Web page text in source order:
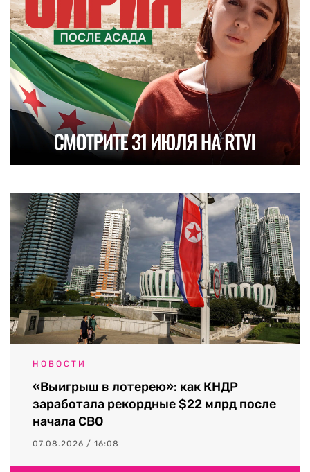
НОВОСТИ
«Выигрыш в лотерею»: как КНДР
заработала рекордные $22 млрд после
начала СВО
07.08.2026 / 16:08